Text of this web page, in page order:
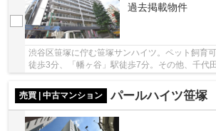
過去掲載物件
渋谷区笹塚に佇む笹塚サンハイツ。ペット飼育
徒歩3分、「幡ヶ谷」駅徒歩7分。その他、千代
売買 | 中古マンション
パールハイツ笹塚